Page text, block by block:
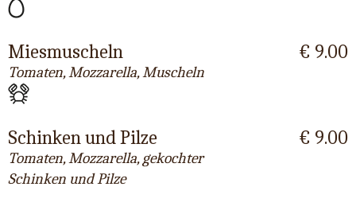
Miesmuscheln
Tomaten, Mozzarella, Muscheln
€ 9.00
Schinken und Pilze
Tomaten, Mozzarella, gekochter
Schinken und Pilze
€ 9.00